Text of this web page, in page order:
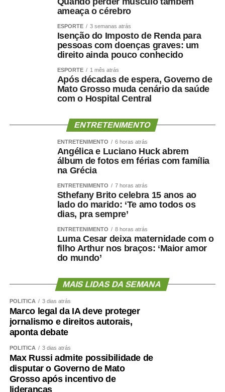
Por que o músculo influencia
a saúde cerebral?
A relação entre músculo e cérebro é complexa, mas
alguns mecanismos ajudam a explicá-la.
reduzir o gasto energético, aumentar o sedentarismo e
como hipertensão, diabetes, apneia do sono e colesterol
elevado afetam os vasos sanguíneos que irrigam tanto o
coração quanto o cérebro.
Por isso, preservar músculo é muito mais do que uma
questão estética. É uma estratégia de proteção
metabólica, cardiovascular, funcional e possivelmente
Como enfrentar
cientificamente esse problema
?
O primeiro passo é avaliar mais do que o peso.
Circunferência abdominal, composição corporal, força de
preensão, velocidade da marcha, capacidade funcional e
exames cardiometabólicos ajudam a identificar riscos que
ameaça o cérebro
ESPORTE 3 semanas atrás
Isenção do Imposto de Renda para
pessoas com doenças graves: um
direito ainda pouco conhecido
ESPORTE 1 mês atrás
Após décadas de espera, Governo de
Mato Grosso muda cenário da saúde
com o Hospital Central
ENTRETENIMENTO
ENTRETENIMENTO 6 horas atrás
Angélica e Luciano Huck abrem
álbum de fotos em férias com família
na Grécia
ENTRETENIMENTO 7 horas atrás
Sthefany Brito celebra 15 anos ao
lado do marido: ‘Te amo todos os
dias, pra sempre’
ENTRETENIMENTO 8 horas atrás
Luma Cesar deixa maternidade com o
filho Arthur nos braços: ‘Maior amor
do mundo’
MAIS LIDAS DA SEMANA
POLÍTICA 3 dias atrás
Marco legal da IA deve proteger
jornalismo e direitos autorais,
aponta debate
POLÍTICA 3 dias atrás
Max Russi admite possibilidade de
disputar o Governo de Mato
Grosso após incentivo de
lideranças